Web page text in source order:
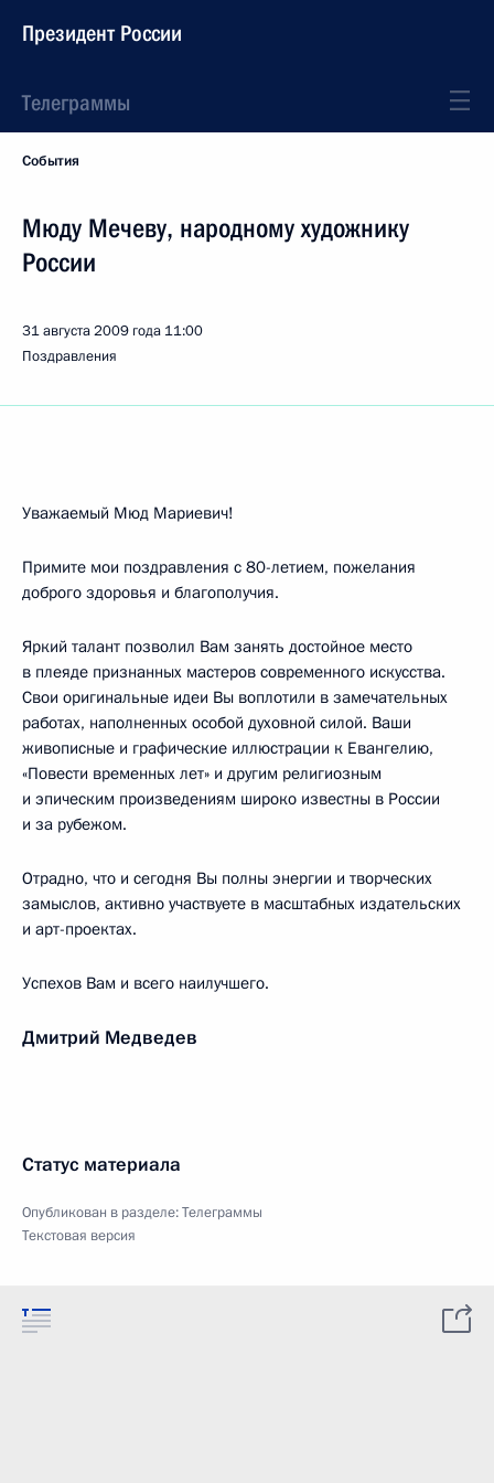
Президент России
Телеграммы
События
Мюду Мечеву, народному художнику
России
31 августа 2009 года 11:00
Поздравления
Уважаемый Мюд Мариевич!
Примите мои поздравления с 80-летием, пожелания
доброго здоровья и благополучия.
Яркий талант позволил Вам занять достойное место
в плеяде признанных мастеров современного искусства.
Свои оригинальные идеи Вы воплотили в замечательных
работах, наполненных особой духовной силой. Ваши
живописные и графические иллюстрации к Евангелию,
«Повести временных лет» и другим религиозным
и эпическим произведениям широко известны в России
и за рубежом.
Отрадно, что и сегодня Вы полны энергии и творческих
замыслов, активно участвуете в масштабных издательских
и арт-проектах.
Успехов Вам и всего наилучшего.
Дмитрий Медведев
Статус материала
Опубликован в разделе:Телеграммы
Текстовая версия